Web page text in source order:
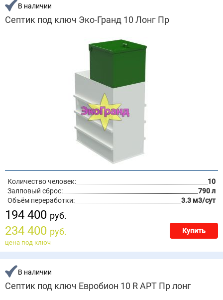
В наличии
Септик под ключ Эко-Гранд 10 Лонг Пр
Количество человек:
10
Залповый сброс:
790 л
Объём переработки:
3.3 м3/сут
194 400 руб.
234 400 руб. Купить
цена под ключ
В наличии
Септик под ключ Евробион 10 R АРТ Пр лонг